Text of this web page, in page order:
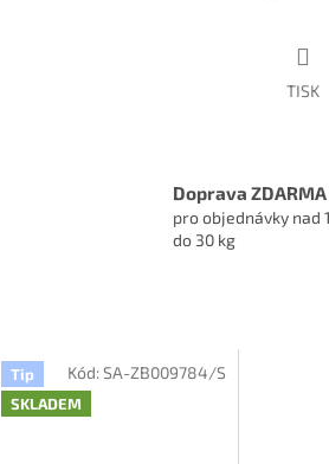
TISK
Doprava ZDARMA
pro objednávky nad
do 30 kg
Tip
SKLADEM
Kód:SA-ZB009784/S